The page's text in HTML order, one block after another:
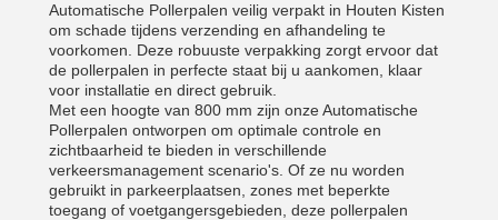
Automatische Pollerpalen veilig verpakt in Houten Kisten
om schade tijdens verzending en afhandeling te
voorkomen. Deze robuuste verpakking zorgt ervoor dat
de pollerpalen in perfecte staat bij u aankomen, klaar
voor installatie en direct gebruik.
Met een hoogte van 800 mm zijn onze Automatische
Pollerpalen ontworpen om optimale controle en
zichtbaarheid te bieden in verschillende
verkeersmanagement scenario's. Of ze nu worden
gebruikt in parkeerplaatsen, zones met beperkte
toegang of voetgangersgebieden, deze pollerpalen